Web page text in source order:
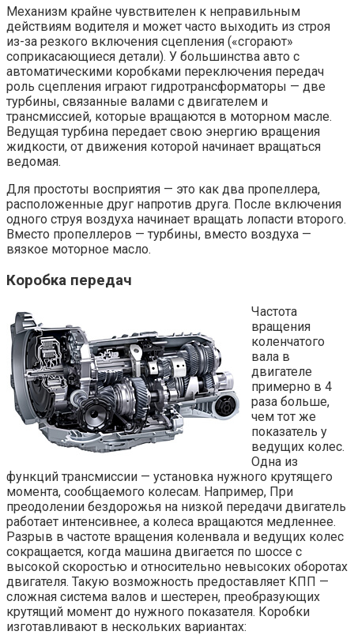
Механизм крайне чувствителен к неправильным
действиям водителя и может часто выходить из строя
из-за резкого включения сцепления («сгорают»
соприкасающиеся детали). У большинства авто с
автоматическими коробками переключения передач
роль сцепления играют гидротрансформаторы — две
турбины, связанные валами с двигателем и
трансмиссией, которые вращаются в моторном масле.
Ведущая турбина передает свою энергию вращения
жидкости, от движения которой начинает вращаться
ведомая.
Для простоты восприятия — это как два пропеллера,
расположенные друг напротив друга. После включения
одного струя воздуха начинает вращать лопасти второго.
Вместо пропеллеров — турбины, вместо воздуха —
вязкое моторное масло.
Коробка передач
Частота
вращения
коленчатого
вала в
двигателе
примерно в 4
раза больше,
чем тот же
показатель у
ведущих колес.
Одна из
функций трансмиссии — установка нужного крутящего
момента, сообщаемого колесам. Например, При
преодолении бездорожья на низкой передачи двигатель
работает интенсивнее, а колеса вращаются медленнее.
Разрыв в частоте вращения коленвала и ведущих колес
сокращается, когда машина двигается по шоссе с
высокой скоростью и относительно невысоких оборотах
двигателя. Такую возможность предоставляет КПП —
сложная система валов и шестерен, преобразующих
крутящий момент до нужного показателя. Коробки
изготавливают в нескольких вариантах: